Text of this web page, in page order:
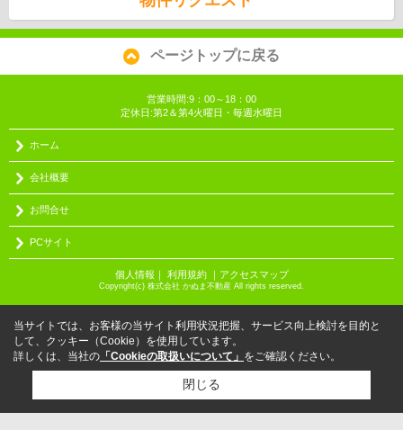
ページトップに戻る
営業時間:9：00～18：00
定休日:第2＆第4火曜日・毎週水曜日
ホーム
会社概要
お問合せ
PCサイト
個人情報 ｜ 利用規約｜ アクセスマップ
Copyright(c) 株式会社 かぬま不動産 All rights reserved.
当サイトでは、お客様の当サイト利用状況把握、サービス向上検討を目的と
して、クッキー（Cookie）を使用しています。
詳しくは、当社の 「Cookieの取扱いについて」 をご確認ください。
閉じる